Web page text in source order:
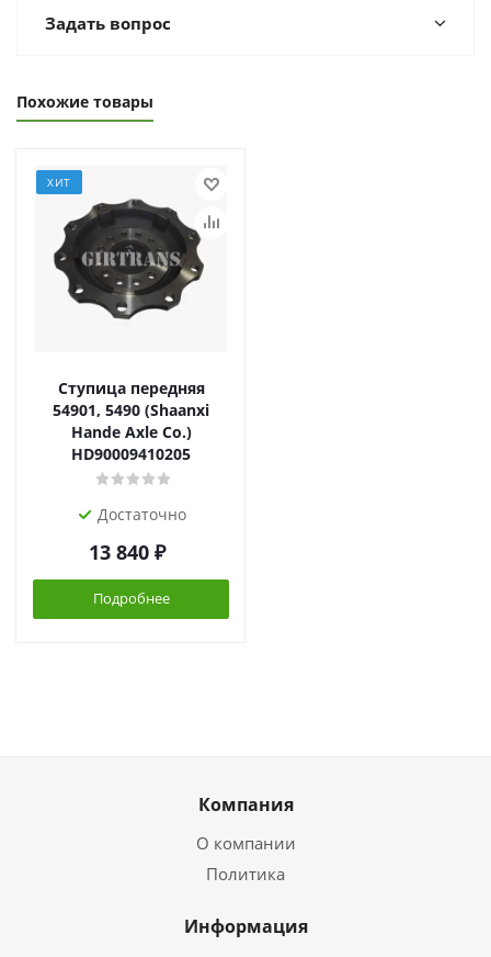
Задать вопрос
Похожие товары
ХИТ
Ступица передняя
54901, 5490 (Shaanxi
Hande Axle Co.)
HD90009410205
Достаточно
13 840 ₽
Подробнее
Компания
О компании
Политика
Информация